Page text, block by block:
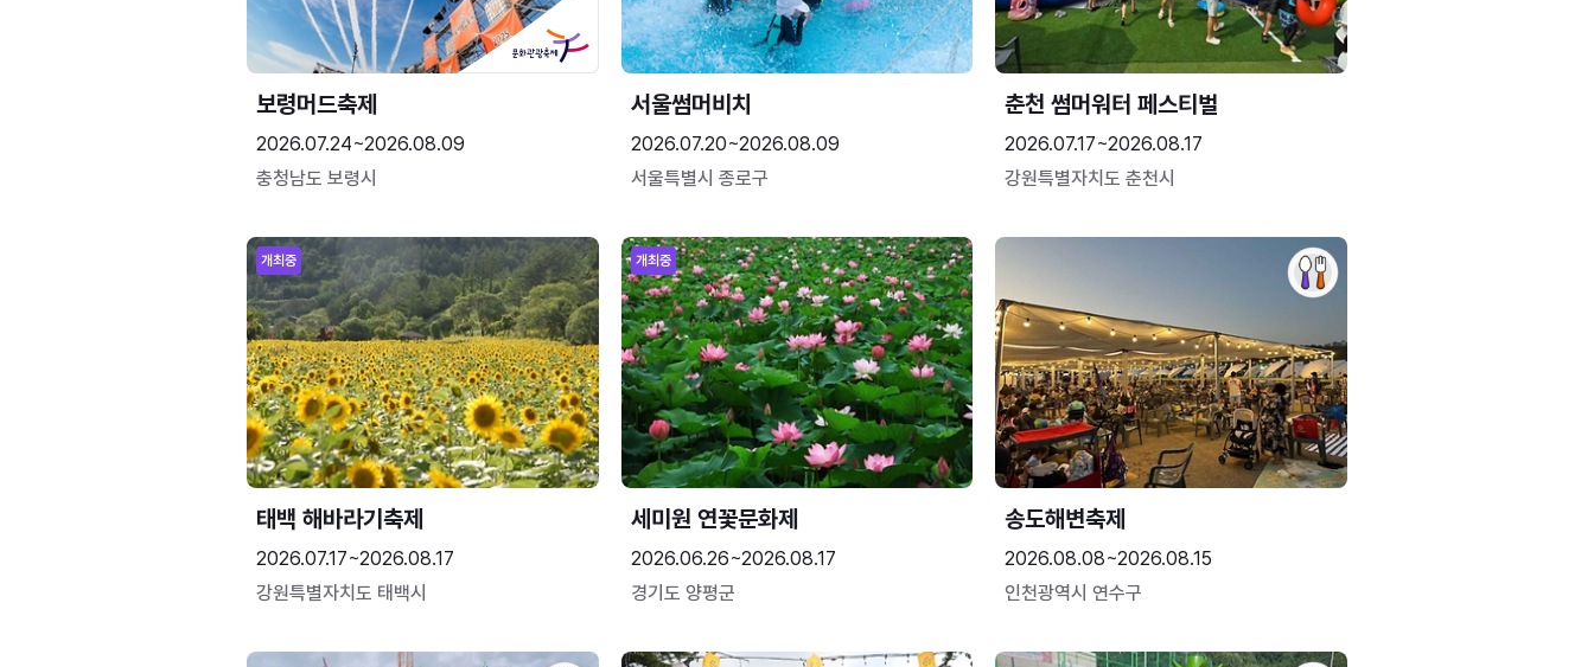
보령머드축제
2026.07.24~2026.08.09
충청남도 보령시
서울썸머비치
2026.07.20~2026.08.09
서울특별시 종로구
춘천 썸머워터 페스티벌
2026.07.17~2026.08.17
강원특별자치도 춘천시
개최중
태백 해바라기축제
2026.07.17~2026.08.17
강원특별자치도 태백시
개최중
세미원 연꽃문화제
2026.06.26~2026.08.17
경기도 양평군
송도해변축제
2026.08.08~2026.08.15
인천광역시 연수구